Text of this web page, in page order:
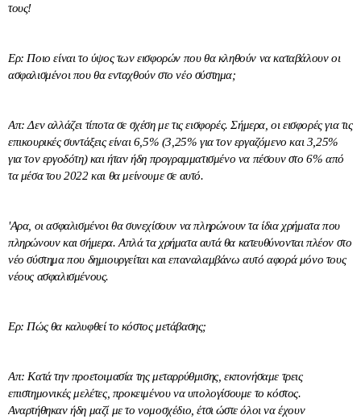
τους!
Ερ: Ποιο είναι το ύψος των εισφορών που θα κληθούν να καταβάλουν οι
ασφαλισμένοι που θα ενταχθούν στο νέο σύστημα;
Απ: Δεν αλλάζει τίποτα σε σχέση με τις εισφορές. Σήμερα, οι εισφορές για τις
επικουρικές συντάξεις είναι 6,5% (3,25% για τον εργαζόμενο και 3,25%
για τον εργοδότη) και ήταν ήδη προγραμματισμένο να πέσουν στο 6% από
τα μέσα του 2022 και θα μείνουμε σε αυτό.
'Αρα, οι ασφαλισμένοι θα συνεχίσουν να πληρώνουν τα ίδια χρήματα που
πληρώνουν και σήμερα. Απλά τα χρήματα αυτά θα κατευθύνονται πλέον στο
νέο σύστημα που δημιουργείται και επαναλαμβάνω αυτό αφορά μόνο τους
νέους ασφαλισμένους.
Ερ: Πώς θα καλυφθεί το κόστος μετάβασης;
Απ: Κατά την προετοιμασία της μεταρρύθμισης, εκπονήσαμε τρεις
επιστημονικές μελέτες, προκειμένου να υπολογίσουμε το κόστος.
Αναρτήθηκαν ήδη μαζί με το νομοσχέδιο, έτσι ώστε όλοι να έχουν